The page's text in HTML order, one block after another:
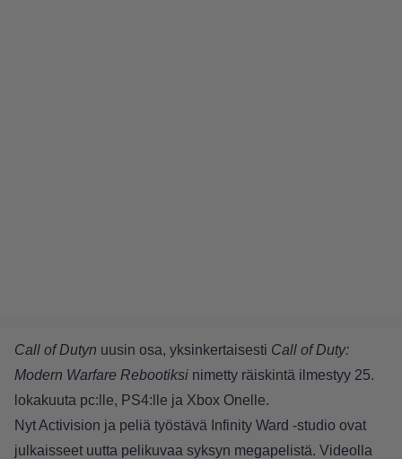
Call of Dutyn uusin osa, yksinkertaisesti Call of Duty:
Modern Warfare Rebootiksi nimetty räiskintä ilmestyy 25.
lokakuuta pc:lle, PS4:lle ja Xbox Onelle.
Nyt Activision ja peliä työstävä Infinity Ward -studio ovat
julkaisseet uutta pelikuvaa syksyn megapelistä. Videolla